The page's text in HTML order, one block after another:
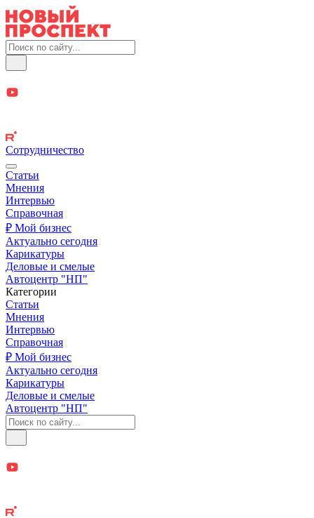
Сотрудничество
Статьи
Мнения
Интервью
Справочная
₽ Мой бизнес
Актуально сегодня
Карикатуры
Деловые и смелые
Автоцентр "НП"
Категории
Статьи
Мнения
Интервью
Справочная
₽ Мой бизнес
Актуально сегодня
Карикатуры
Деловые и смелые
Автоцентр "НП"